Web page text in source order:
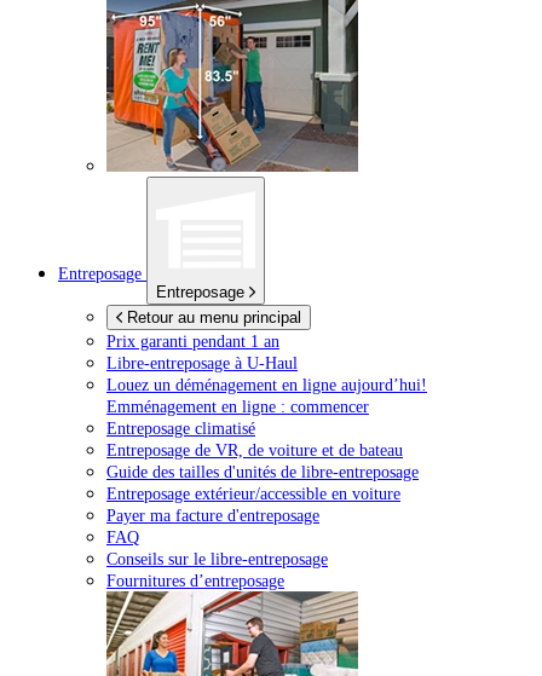
Entreposage
Entreposage
Retour au menu principal
Prix garanti pendant 1 an
Libre-entreposage à U-Haul
Louez un déménagement en ligne aujourd’hui!
Emménagement en ligne : commencer
Entreposage climatisé
Entreposage de VR, de voiture et de bateau
Guide des tailles d'unités de libre-entreposage
Entreposage extérieur/accessible en voiture
Payer ma facture d'entreposage
FAQ
Conseils sur le libre-entreposage
Fournitures d’entreposage